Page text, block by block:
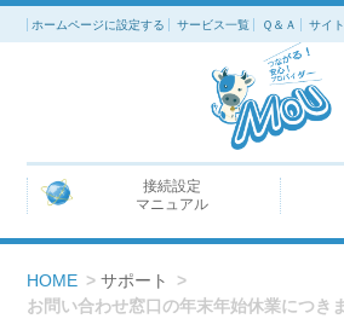
ホームページに設定する サービス一覧 Ｑ＆Ａ サイ
接続設定
マニュアル
HOME >サポート
>
お問い合わせ窓口の年末年始休業につき